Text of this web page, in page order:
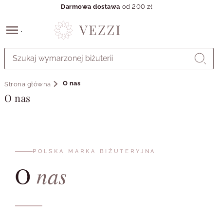
GŁÓWNEJ
MENU
MENU
UŻYTKOWNIKA
Darmowa dostawa od 200 zł
Strona główna O nas
O nas
POLSKA MARKA BIŻUTERYJNA
Onas